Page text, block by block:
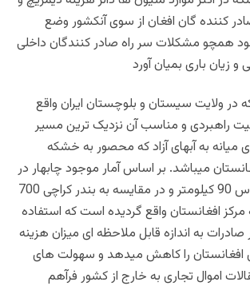
کننده گان افغان از سوی آنکشور وضع
همچو مشکلات سر راه صادر کنندگان داخلی
و زیان باری بمیان آورد
که در ولایت سیستان و بلوچستان ایران واقع
راهبردی و مناسب آن نزدیک ترین مسیر
میانه به آبهای آزاد که محصور به خشکه
میباشد. بر اساس آمار موجود چابهار در
مقایسه به بندر عباس 90 کیلومتر و در مقایسه به بندر کراچی 700
مرکز افغانستان واقع گردیده است که استفاده
به اندازه قابل ملاحظه ای میزان هزینه
افغانستان را کاهش میدهد و سهولت های
اموال تجاری به خارج از کشور فرآهم